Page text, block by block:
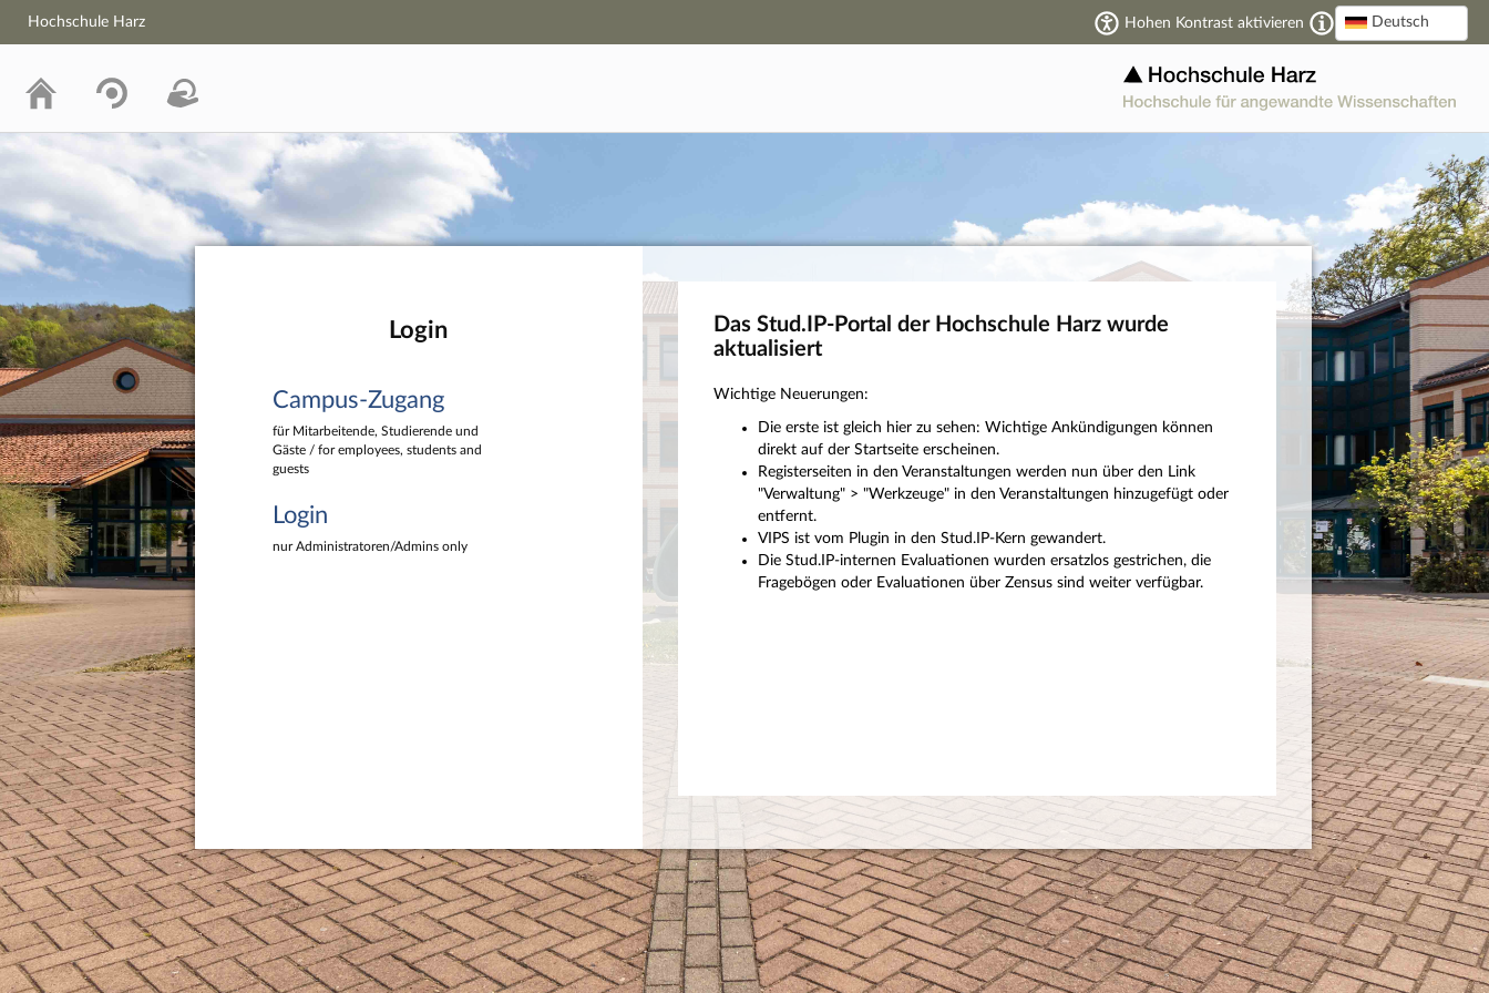
Hauptnavigation
Fußzeile
Hochschule Harz Hohen Kontrast aktivieren Deutsch
Hochschule Harz
Login
Campus-Zugang
für Mitarbeitende, Studierende und
Gäste / for employees, students and
guests
Login
nur Administratoren/Admins only
Das Stud.IP-Portal der Hochschule Harz wurde
aktualisiert
Wichtige Neuerungen:
Die erste ist gleich hier zu sehen: Wichtige Ankündigungen können
direkt auf der Startseite erscheinen.
Registerseiten in den Veranstaltungen werden nun über den Link
"Verwaltung" > "Werkzeuge" in den Veranstaltungen hinzugefügt oder
entfernt.
VIPS ist vom Plugin in den Stud.IP-Kern gewandert.
Die Stud.IP-internen Evaluationen wurden ersatzlos gestrichen, die
Fragebögen oder Evaluationen über Zensus sind weiter verfügbar.